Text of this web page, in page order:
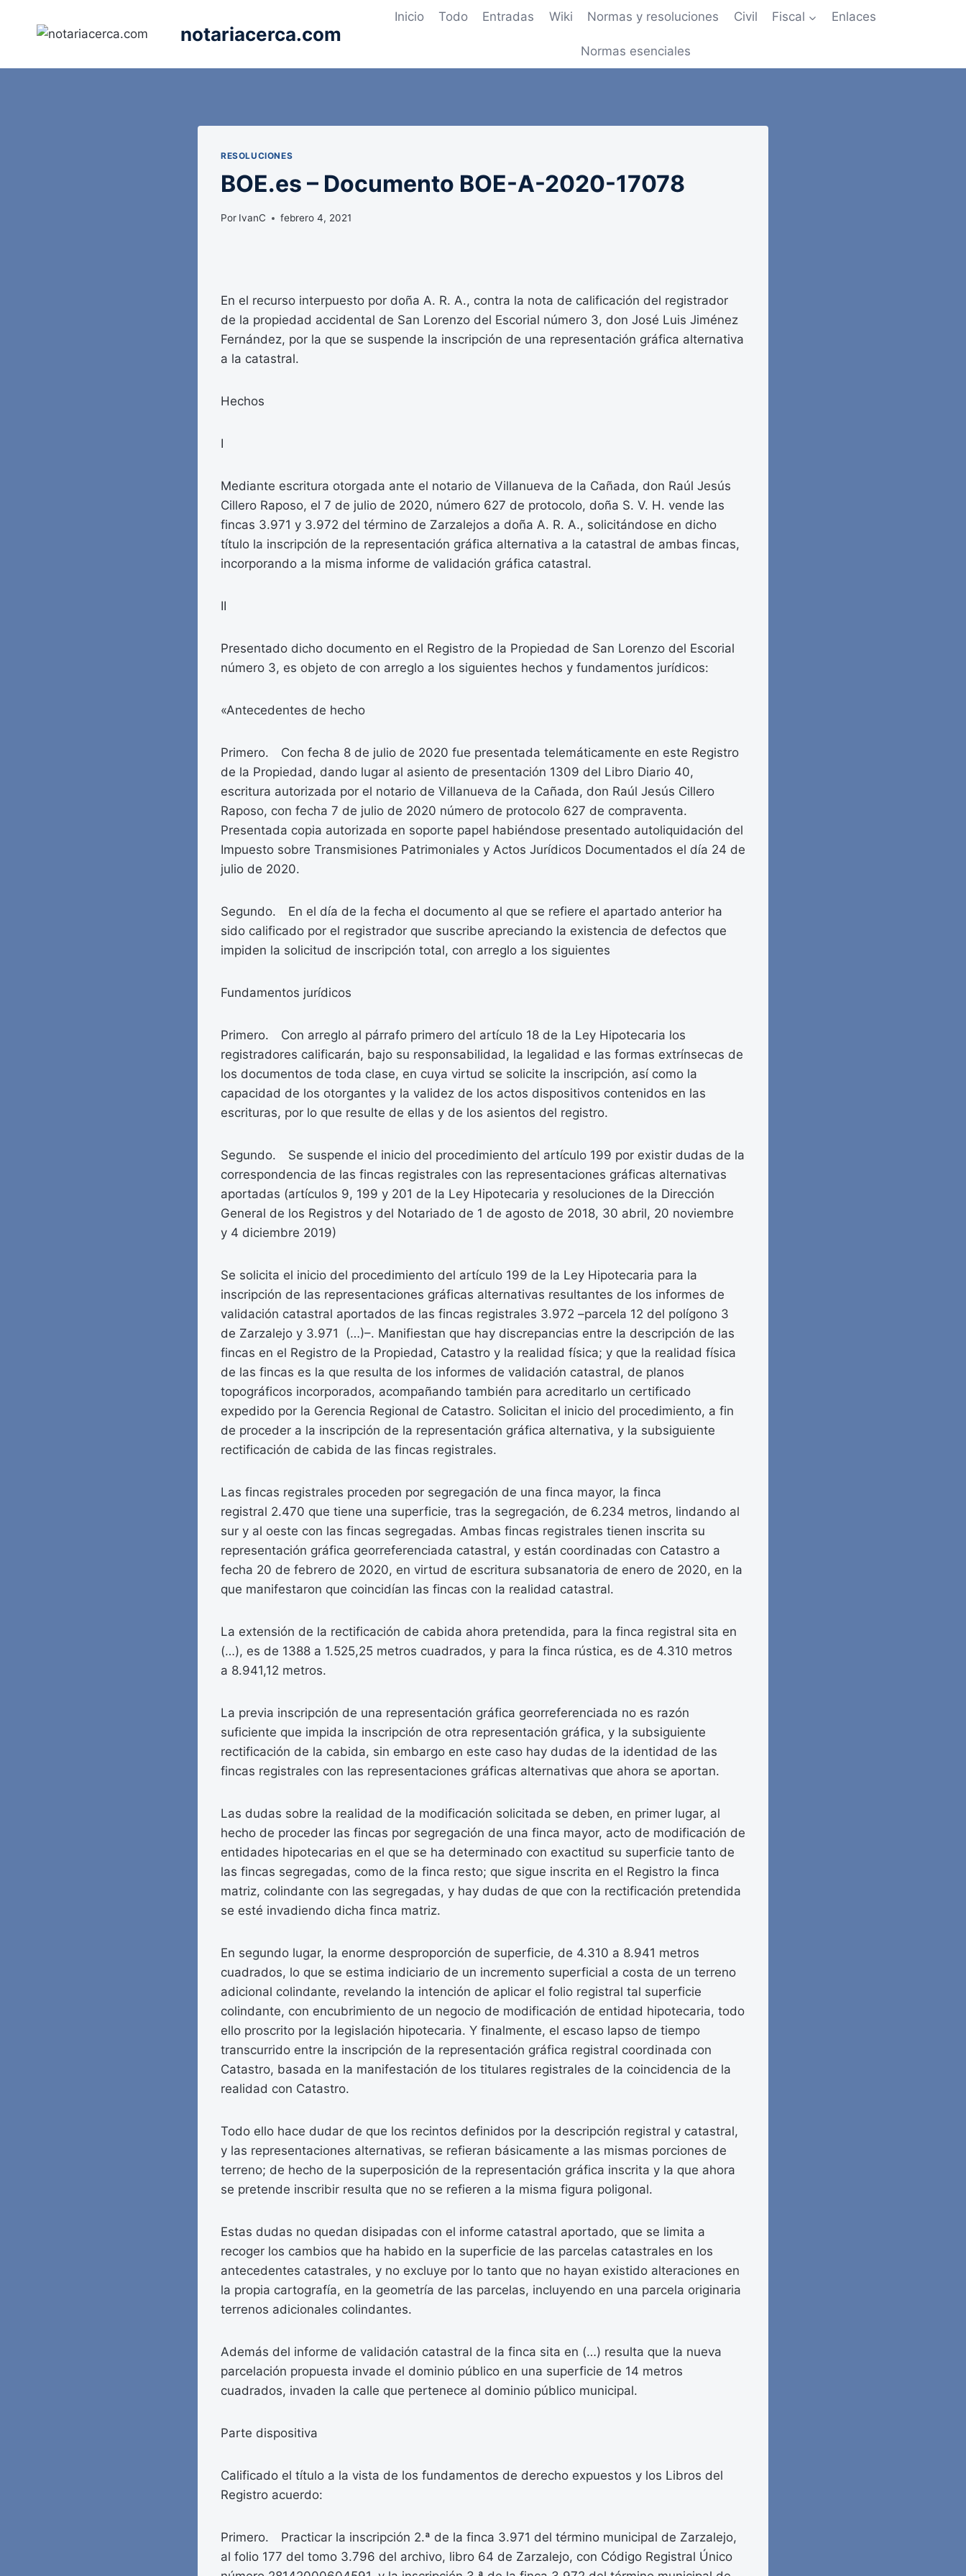
notariacerca.com
Inicio Todo Entradas Wiki Normas y resoluciones Civil Fiscal Enlaces
Normas esenciales
RESOLUCIONES
BOE.es – Documento BOE-A-2020-17078
Por IvanC febrero 4, 2021
En el recurso interpuesto por doña A. R. A., contra la nota de calificación del registrador
de la propiedad accidental de San Lorenzo del Escorial número 3, don José Luis Jiménez
Fernández, por la que se suspende la inscripción de una representación gráfica alternativa
a la catastral.
Hechos
I
Mediante escritura otorgada ante el notario de Villanueva de la Cañada, don Raúl Jesús
Cillero Raposo, el 7 de julio de 2020, número 627 de protocolo, doña S. V. H. vende las
fincas 3.971 y 3.972 del término de Zarzalejos a doña A. R. A., solicitándose en dicho
título la inscripción de la representación gráfica alternativa a la catastral de ambas fincas,
incorporando a la misma informe de validación gráfica catastral.
II
Presentado dicho documento en el Registro de la Propiedad de San Lorenzo del Escorial
número 3, es objeto de con arreglo a los siguientes hechos y fundamentos jurídicos:
«Antecedentes de hecho
Primero. Con fecha 8 de julio de 2020 fue presentada telemáticamente en este Registro
de la Propiedad, dando lugar al asiento de presentación 1309 del Libro Diario 40,
escritura autorizada por el notario de Villanueva de la Cañada, don Raúl Jesús Cillero
Raposo, con fecha 7 de julio de 2020 número de protocolo 627 de compraventa.
Presentada copia autorizada en soporte papel habiéndose presentado autoliquidación del
Impuesto sobre Transmisiones Patrimoniales y Actos Jurídicos Documentados el día 24 de
julio de 2020.
Segundo. En el día de la fecha el documento al que se refiere el apartado anterior ha
sido calificado por el registrador que suscribe apreciando la existencia de defectos que
impiden la solicitud de inscripción total, con arreglo a los siguientes
Fundamentos jurídicos
Primero. Con arreglo al párrafo primero del artículo 18 de la Ley Hipotecaria los
registradores calificarán, bajo su responsabilidad, la legalidad e las formas extrínsecas de
los documentos de toda clase, en cuya virtud se solicite la inscripción, así como la
capacidad de los otorgantes y la validez de los actos dispositivos contenidos en las
escrituras, por lo que resulte de ellas y de los asientos del registro.
Segundo. Se suspende el inicio del procedimiento del artículo 199 por existir dudas de la
correspondencia de las fincas registrales con las representaciones gráficas alternativas
aportadas (artículos 9, 199 y 201 de la Ley Hipotecaria y resoluciones de la Dirección
General de los Registros y del Notariado de 1 de agosto de 2018, 30 abril, 20 noviembre
y 4 diciembre 2019)
Se solicita el inicio del procedimiento del artículo 199 de la Ley Hipotecaria para la
inscripción de las representaciones gráficas alternativas resultantes de los informes de
validación catastral aportados de las fincas registrales 3.972 –parcela 12 del polígono 3
de Zarzalejo y 3.971 (…)–. Manifiestan que hay discrepancias entre la descripción de las
fincas en el Registro de la Propiedad, Catastro y la realidad física; y que la realidad física
de las fincas es la que resulta de los informes de validación catastral, de planos
topográficos incorporados, acompañando también para acreditarlo un certificado
expedido por la Gerencia Regional de Catastro. Solicitan el inicio del procedimiento, a fin
de proceder a la inscripción de la representación gráfica alternativa, y la subsiguiente
rectificación de cabida de las fincas registrales.
Las fincas registrales proceden por segregación de una finca mayor, la finca
registral 2.470 que tiene una superficie, tras la segregación, de 6.234 metros, lindando al
sur y al oeste con las fincas segregadas. Ambas fincas registrales tienen inscrita su
representación gráfica georreferenciada catastral, y están coordinadas con Catastro a
fecha 20 de febrero de 2020, en virtud de escritura subsanatoria de enero de 2020, en la
que manifestaron que coincidían las fincas con la realidad catastral.
La extensión de la rectificación de cabida ahora pretendida, para la finca registral sita en
(…), es de 1388 a 1.525,25 metros cuadrados, y para la finca rústica, es de 4.310 metros
a 8.941,12 metros.
La previa inscripción de una representación gráfica georreferenciada no es razón
suficiente que impida la inscripción de otra representación gráfica, y la subsiguiente
rectificación de la cabida, sin embargo en este caso hay dudas de la identidad de las
fincas registrales con las representaciones gráficas alternativas que ahora se aportan.
Las dudas sobre la realidad de la modificación solicitada se deben, en primer lugar, al
hecho de proceder las fincas por segregación de una finca mayor, acto de modificación de
entidades hipotecarias en el que se ha determinado con exactitud su superficie tanto de
las fincas segregadas, como de la finca resto; que sigue inscrita en el Registro la finca
matriz, colindante con las segregadas, y hay dudas de que con la rectificación pretendida
se esté invadiendo dicha finca matriz.
En segundo lugar, la enorme desproporción de superficie, de 4.310 a 8.941 metros
cuadrados, lo que se estima indiciario de un incremento superficial a costa de un terreno
adicional colindante, revelando la intención de aplicar el folio registral tal superficie
colindante, con encubrimiento de un negocio de modificación de entidad hipotecaria, todo
ello proscrito por la legislación hipotecaria. Y finalmente, el escaso lapso de tiempo
transcurrido entre la inscripción de la representación gráfica registral coordinada con
Catastro, basada en la manifestación de los titulares registrales de la coincidencia de la
realidad con Catastro.
Todo ello hace dudar de que los recintos definidos por la descripción registral y catastral,
y las representaciones alternativas, se refieran básicamente a las mismas porciones de
terreno; de hecho de la superposición de la representación gráfica inscrita y la que ahora
se pretende inscribir resulta que no se refieren a la misma figura poligonal.
Estas dudas no quedan disipadas con el informe catastral aportado, que se limita a
recoger los cambios que ha habido en la superficie de las parcelas catastrales en los
antecedentes catastrales, y no excluye por lo tanto que no hayan existido alteraciones en
la propia cartografía, en la geometría de las parcelas, incluyendo en una parcela originaria
terrenos adicionales colindantes.
Además del informe de validación catastral de la finca sita en (…) resulta que la nueva
parcelación propuesta invade el dominio público en una superficie de 14 metros
cuadrados, invaden la calle que pertenece al dominio público municipal.
Parte dispositiva
Calificado el título a la vista de los fundamentos de derecho expuestos y los Libros del
Registro acuerdo:
Primero. Practicar la inscripción 2.ª de la finca 3.971 del término municipal de Zarzalejo,
al folio 177 del tomo 3.796 del archivo, libro 64 de Zarzalejo, con Código Registral Único